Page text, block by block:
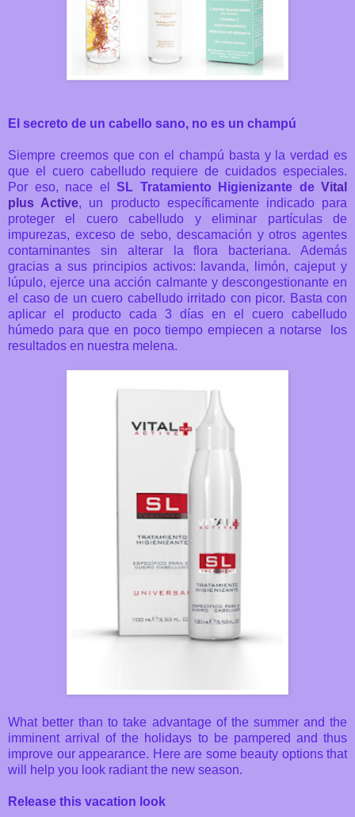
El secreto de un cabello sano, no es un champú
Siempre creemos que con el champú basta y la verdad es
que el cuero cabelludo requiere de cuidados especiales.
Por eso, nace el SL Tratamiento Higienizante de Vital
plus Active, un producto específicamente indicado para
proteger el cuero cabelludo y eliminar partículas de
impurezas, exceso de sebo, descamación y otros agentes
contaminantes sin alterar la flora bacteriana. Además
gracias a sus principios activos: lavanda, limón, cajeput y
lúpulo, ejerce una acción calmante y descongestionante en
el caso de un cuero cabelludo irritado con picor. Basta con
aplicar el producto cada 3 días en el cuero cabelludo
húmedo para que en poco tiempo empiecen a notarse los
resultados en nuestra melena.
What better than to take advantage of the summer and the
imminent arrival of the holidays to be pampered and thus
improve our appearance. Here are some beauty options that
will help you look radiant the new season.
Release this vacation look